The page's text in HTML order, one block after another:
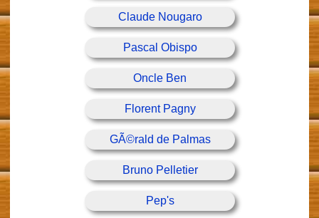
Claude Nougaro
Pascal Obispo
Oncle Ben
Florent Pagny
GÃ©rald de Palmas
Bruno Pelletier
Pep's